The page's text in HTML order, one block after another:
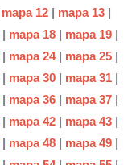
mapa 12 mapa 13
mapa 18 mapa 19
mapa 24| mapa 25
mapa 30 mapa 31
mapa 36 mapa 37
mapa 42 mapa 43
mapa 48 mapa 49